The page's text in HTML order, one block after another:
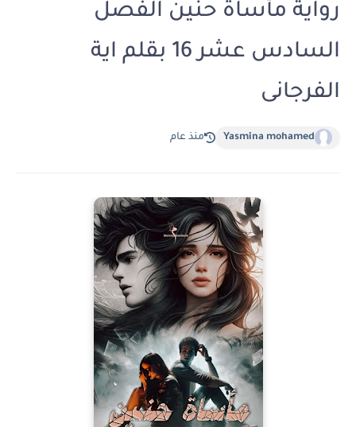
رواية مأساة حنين الفصل
السادس عشر 16 بقلم اية
الفرجانى
Yasmina mohamed منذ عام